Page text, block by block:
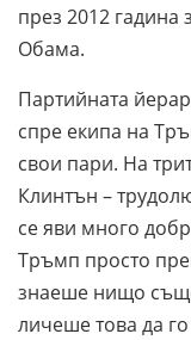
през 2012 гадина
Обама.
Партийната
спре екипа на
свои пари. На
Клинтън –
се яви много
Тръмп просто
знаеше нищо
личеше това да